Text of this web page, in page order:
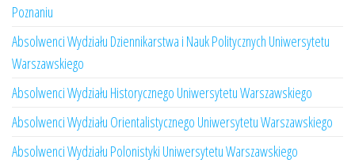
Poznaniu
Absolwenci Wydziału Dziennikarstwa i Nauk Politycznych Uniwersytetu
Warszawskiego
Absolwenci Wydziału Historycznego Uniwersytetu Warszawskiego
Absolwenci Wydziału Orientalistycznego Uniwersytetu Warszawskiego
Absolwenci Wydziału Polonistyki Uniwersytetu Warszawskiego